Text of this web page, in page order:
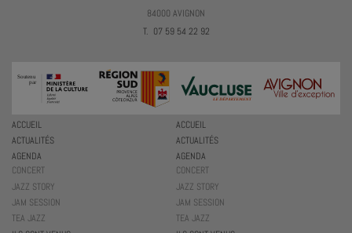
84000 AVIGNON
T. 07 59 54 22 92
ACCUEIL
ACTUALITÉS
AGENDA
CONCERT
JAZZ STORY
JAM SESSION
TEA JAZZ
ACCUEIL
ACTUALITÉS
AGENDA
CONCERT
JAZZ STORY
JAM SESSION
TEA JAZZ